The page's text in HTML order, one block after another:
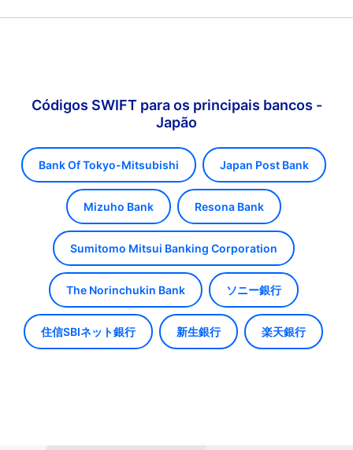
Códigos SWIFT para os principais bancos -
Japão
Bank Of Tokyo-Mitsubishi Japan Post Bank
Mizuho Bank Resona Bank
Sumitomo Mitsui Banking Corporation
The Norinchukin Bank ソニー銀行
住信SBIネット銀行 新生銀行 楽天銀行